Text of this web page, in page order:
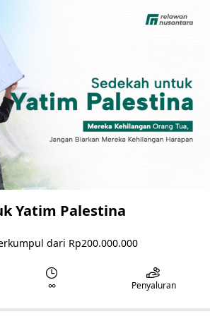
Yatim Palestina
dari Rp200.000.000
∞ Penyaluran